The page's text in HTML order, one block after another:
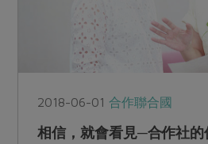
2018-06-01合作聯合國
相信，就會看見─合作社的